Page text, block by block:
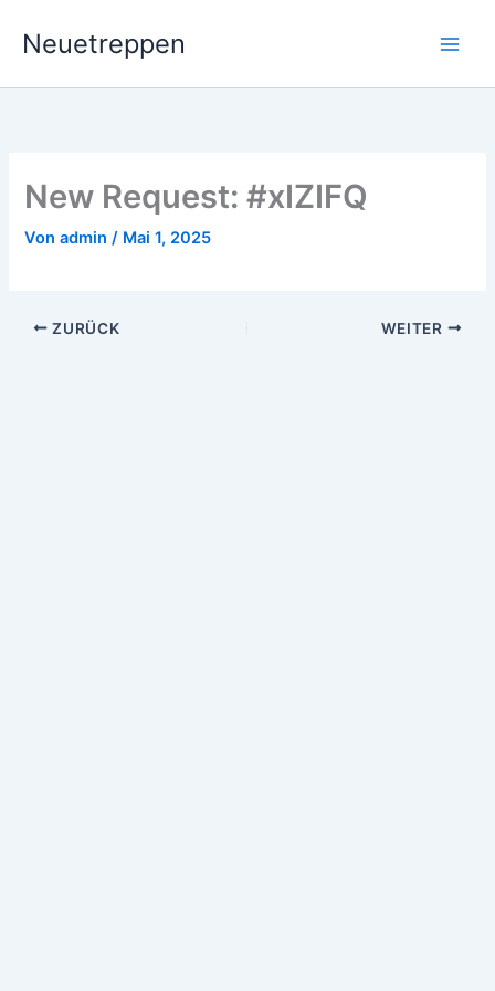
InhaltNeuetreppen
New Request: #xIZIFQ
Vonadmin/ Mai 1, 2025
ZURÜCK WEITER